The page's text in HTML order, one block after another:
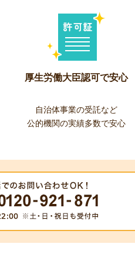
厚生労働大臣認可で安心
自治体事業の受託など
公的機関の実績多数で安心